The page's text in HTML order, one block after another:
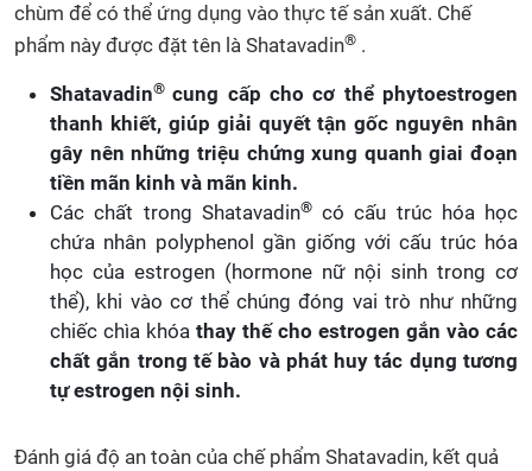
chùm để có thể ứng dụng vào thực tế sản xuất. Chế
phẩm này được đặt tên là Shatavadin® .
Shatavadin® cung cấp cho cơ thể phytoestrogen
thanh khiết, giúp giải quyết tận gốc nguyên nhân
gây nên những triệu chứng xung quanh giai đoạn
tiền mãn kinh và mãn kinh.
Các chất trong Shatavadin®có cấu trúc hóa học
chứa nhân polyphenol gần giống với cấu trúc hóa
học của estrogen (hormone nữ nội sinh trong cơ
thể), khi vào cơ thể chúng đóng vai trò như những
chiếc chìa khóa thay thế cho estrogen gắn vào các
chất gắn trong tế bào và phát huy tác dụng tương
tự estrogen nội sinh.
Đánh giá độ an toàn của chế phẩm Shatavadin, kết quả